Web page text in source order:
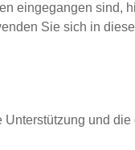
eingegangen sind,
Sie sich in
Unterstützung und die